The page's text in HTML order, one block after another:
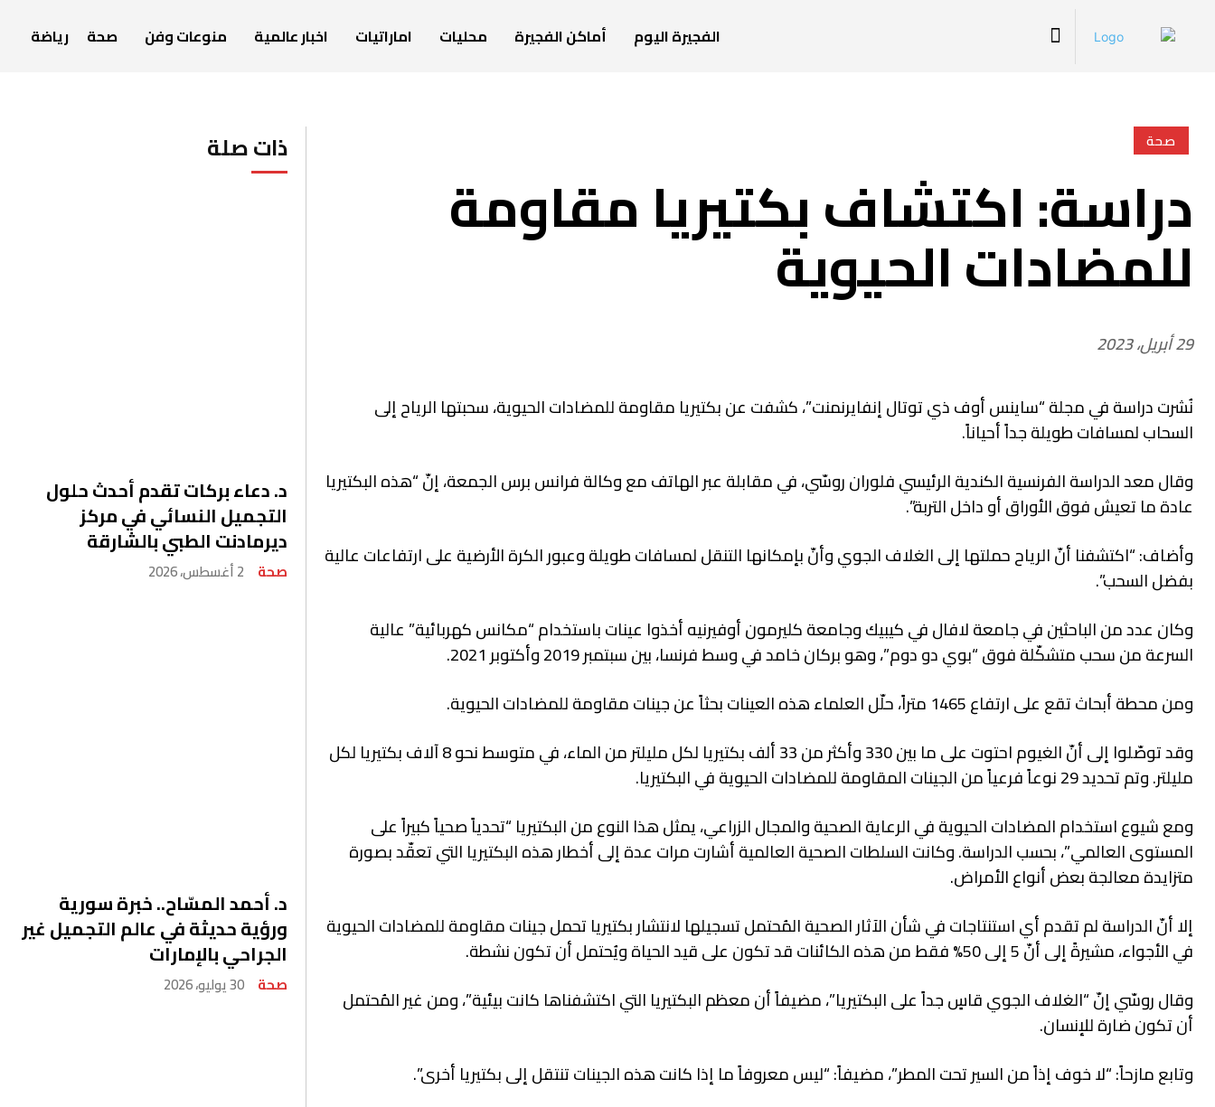
الفجيرة اليوم أماكن الفجيرة محليات اماراتيات اخبار عالمية منوعات وفن صحة رياضة
ذات صلة
د. دعاء بركات تقدم أحدث حلول
التجميل النسائي في مركز
ديرمادنت الطبي بالشارقة
صحة 2 أغسطس، 2026
د. أحمد المسّاح.. خبرة سورية
ورؤية حديثة في عالم التجميل غير
الجراحي بالإمارات
صحة 30 يوليو، 2026
صحة
دراسة: اكتشاف بكتيريا مقاومة
للمضادات الحيوية
29 أبريل، 2023
نُشرت دراسة في مجلة “ساينس أوف ذي توتال إنفايرنمنت”، كشفت عن بكتيريا مقاومة للمضادات الحيوية، سحبتها الرياح إلى
السحاب لمسافات طويلة جداً أحياناً.
وقال معد الدراسة الفرنسية الكندية الرئيسي فلوران روسّي، في مقابلة عبر الهاتف مع وكالة فرانس برس الجمعة، إنّ “هذه البكتيريا
عادة ما تعيش فوق الأوراق أو داخل التربة”.
وأضاف: “اكتشفنا أنّ الرياح حملتها إلى الغلاف الجوي وأنّ بإمكانها التنقل لمسافات طويلة وعبور الكرة الأرضية على ارتفاعات عالية
بفضل السحب”.
وكان عدد من الباحثين في جامعة لافال في كيبيك وجامعة كليرمون أوفيرنيه أخذوا عينات باستخدام “مكانس كهربائية” عالية
السرعة من سحب متشكّلة فوق “بوي دو دوم”، وهو بركان خامد في وسط فرنسا، بين سبتمبر 2019 وأكتوبر 2021.
ومن محطة أبحاث تقع على ارتفاع 1465 متراً، حلّل العلماء هذه العينات بحثاً عن جينات مقاومة للمضادات الحيوية.
وقد توصّلوا إلى أنّ الغيوم احتوت على ما بين 330 وأكثر من 33 ألف بكتيريا لكل مليلتر من الماء، في متوسط نحو 8 آلاف بكتيريا لكل
مليلتر. وتم تحديد 29 نوعاً فرعياً من الجينات المقاومة للمضادات الحيوية في البكتيريا.
ومع شيوع استخدام المضادات الحيوية في الرعاية الصحية والمجال الزراعي، يمثل هذا النوع من البكتيريا “تحدياً صحياً كبيراً على
المستوى العالمي”، بحسب الدراسة. وكانت السلطات الصحية العالمية أشارت مرات عدة إلى أخطار هذه البكتيريا التي تعقّد بصورة
متزايدة معالجة بعض أنواع الأمراض.
إلا أنّ الدراسة لم تقدم أي استنتاجات في شأن الآثار الصحية المُحتمل تسجيلها لانتشار بكتيريا تحمل جينات مقاومة للمضادات الحيوية
في الأجواء، مشيرةً إلى أنّ 5 إلى 50% فقط من هذه الكائنات قد تكون على قيد الحياة ويُحتمل أن تكون نشطة.
وقال روسّي إنّ “الغلاف الجوي قاسٍ جداً على البكتيريا”، مضيفاً أن معظم البكتيريا التي اكتشفناها كانت بيئية”، ومن غير المُحتمل
أن تكون ضارة للإنسان.
وتابع مازحاً: “لا خوف إذاً من السير تحت المطر”، مضيفاً: “ليس معروفاً ما إذا كانت هذه الجينات تنتقل إلى بكتيريا أخرى”.